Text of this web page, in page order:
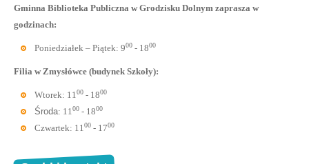
Gminna Biblioteka Publiczna w Grodzisku Dolnym zaprasza w
godzinach:
Poniedziałek – Piątek: 900 - 1800
Filia w Zmysłówce (budynek Szkoły):
Wtorek: 11 00 - 1800
Środa: 11 00 - 1800
Czwartek: 11 00 - 1700